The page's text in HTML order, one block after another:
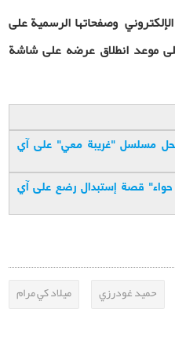
الإلكتروني وصفحاتها الرسمية على
على موعد انطلاق عرضه على شاشة
مسلسل "غريبة معي" على آي
قصة إستبدال رضع على آي
حميد غودرزي
ميلاد كي مرام